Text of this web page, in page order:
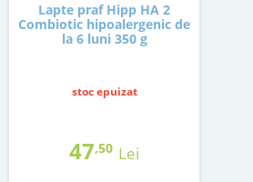
Lapte praf Hipp HA 2
Combiotic hipoalergenic de
la 6 luni 350 g
stoc epuizat
47,50 Lei